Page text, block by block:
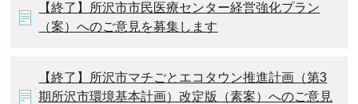
【終了】所沢市市民医療センター経営強化プラン
（案）へのご意見を募集します
【終了】所沢市マチごとエコタウン推進計画（第3
期所沢市環境基本計画）改定版（素案）へのご意見